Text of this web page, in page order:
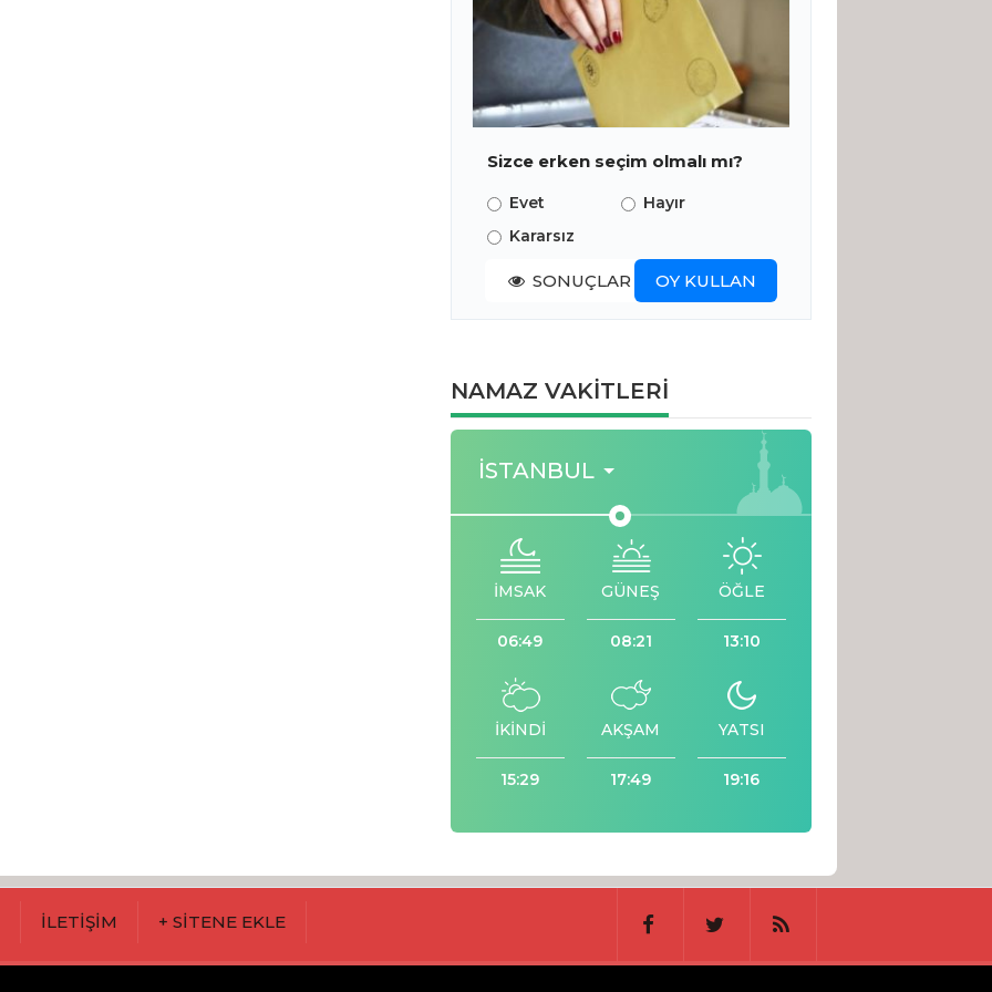
Sizce erken seçim olmalı mı?
Evet
Hayır
Kararsız
SONUÇLAR OY KULLAN
NAMAZ VAKİTLERİ
İSTANBUL
İMSAK
06:49
GÜNEŞ
08:21
ÖĞLE
13:10
İKİNDİ
15:29
AKŞAM
17:49
YATSI
19:16
İLETİŞİM + SİTENE EKLE